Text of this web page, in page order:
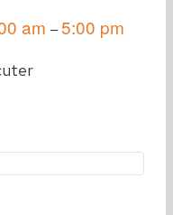
am –5:00 pm